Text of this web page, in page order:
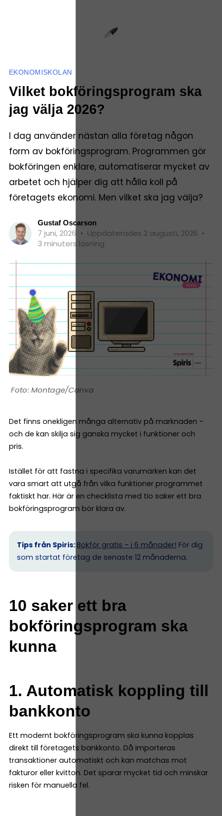
EKONOMISKOLAN
Vilket bokföringsprogram ska
jag välja 2026?
I dag använder nästan alla företag någon
form av bokföringsprogram. Programmen gör
bokföringen enklare, automatiserar mycket av
arbetet och hjälper dig att hålla koll på
företagets ekonomi. Men vilket ska jag välja?
Gustaf Oscarson
7 juni, 2026 • Uppdaterades 2 augusti, 2026 •
3 minuters läsning
Montage/Canva
Det finns onekligen många alternativ på marknaden –
och de kan skilja sig ganska mycket i funktioner och
pris.
Istället för att fastna i specifika varumärken kan det
vara smart att utgå från vilka funktioner programmet
faktiskt har. Här är en checklista med tio saker ett bra
bokföringsprogram bör klara av.
Tips från Spiris: Bokför gratis – i 6 månader! För dig
som startat företag de senaste 12 månaderna.
10 saker ett bra
bokföringsprogram ska
kunna
1. Automatisk koppling till
bankkonto
Ett modernt bokföringsprogram ska kunna kopplas
direkt till företagets bankkonto. Då importeras
transaktioner automatiskt och kan matchas mot
fakturor eller kvitton. Det sparar mycket tid och minskar
risken för manuella fel.